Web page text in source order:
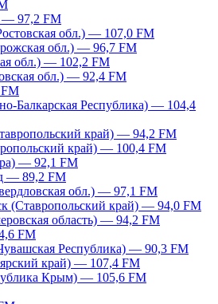
97,2 FM
обл.) — 107,0 FM
обл.) — 96,7 FM
обл.) — 102,2 FM
обл.) — 92,4 FM
Балкарская Республика) — 104,4
край) — 94,2 FM
край) — 100,4 FM
— 92,1 FM
— 89,2 FM
обл.) — 97,1 FM
(Ставропольский край) — 94,0 FM
область) — 94,2 FM
FM
Республика) — 90,3 FM
край) — 107,4 FM
Крым) — 105,6 FM